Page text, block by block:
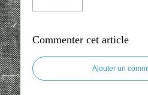
Commenter cet article
Ajouter un